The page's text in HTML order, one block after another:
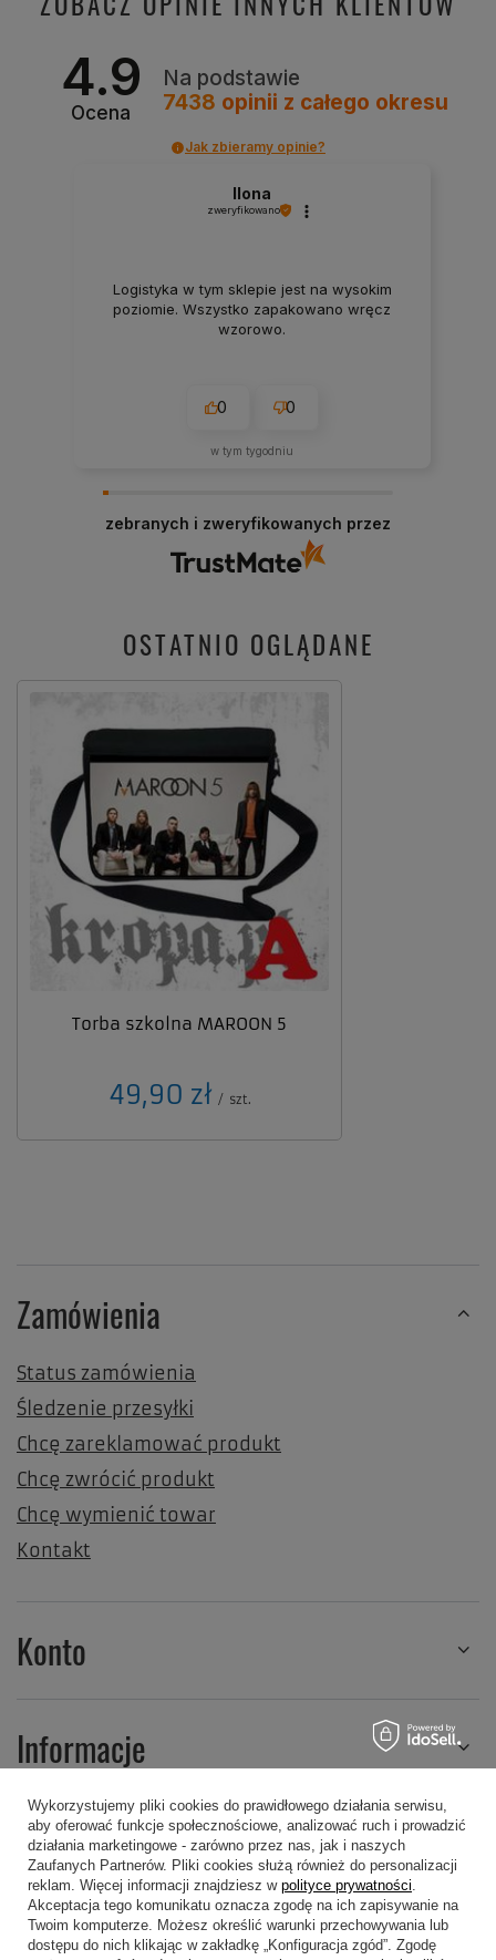
4.9
Ocena
Na podstawie
7438 opinii z całego okresu
Jak zbieramy opinie?
Ilona
zweryfikowano
Logistyka w tym sklepie jest na wysokim
poziomie. Wszystko zapakowano wręcz
wzorowo.
0 0
w tym tygodniu
zebranych i zweryfikowanych przez
OSTATNIO OGLĄDANE
Torba szkolna MAROON 5
49,90 zł / szt.
Zamówienia
Status zamówienia
Śledzenie przesyłki
Chcę zareklamować produkt
Chcę zwrócić produkt
Chcę wymienić towar
Kontakt
Konto
Informacje
Regulaminy
Wykorzystujemy pliki cookies do prawidłowego działania serwisu,
aby oferować funkcje społecznościowe, analizować ruch i prowadzić
działania marketingowe - zarówno przez nas, jak i naszych
Zaufanych Partnerów. Pliki cookies służą również do personalizacji
reklam. Więcej informacji znajdziesz w polityce prywatności.
Akceptacja tego komunikatu oznacza zgodę na ich zapisywanie na
Twoim komputerze. Możesz określić warunki przechowywania lub
dostępu do nich klikając w zakładkę „Konfiguracja zgód”. Zgodę